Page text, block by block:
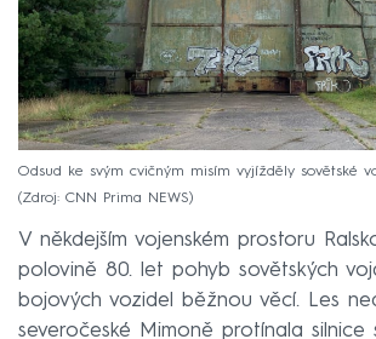
Odsud ke svým cvičným misím vyjížděly sovětské
Zdroj: CNN Prima NEWS
V někdejším vojenském prostoru
polovině 80. let pohyb sovětských
bojových vozidel běžnou věcí. Les
severočeské Mimoně protínala silnice